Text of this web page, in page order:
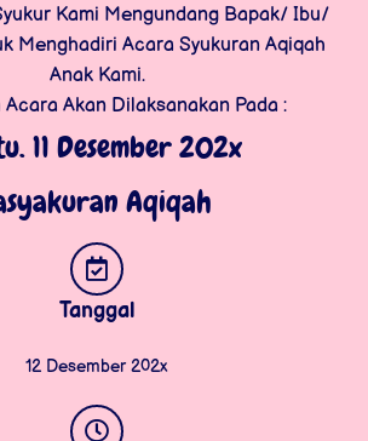
Kami Mengundang Bapak/ Ibu/
Menghadiri Acara Syukuran Aqiqah
Anak Kami.
Acara Akan Dilaksanakan Pada :
11 Desember 202x
Aqiqah
Tanggal
12 Desember 202x